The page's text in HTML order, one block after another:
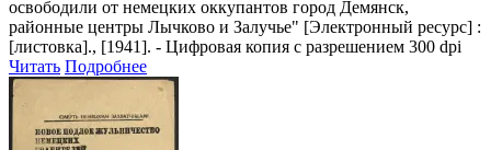
освободили от немецких оккупантов город Демянск,
районные центры Лычково и Залучье" [Электронный ресурс] :
[листовка]., [1941]. - Цифровая копия с разрешением 300 dpi
Читать Подробнее